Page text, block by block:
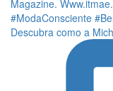
Descubra como a